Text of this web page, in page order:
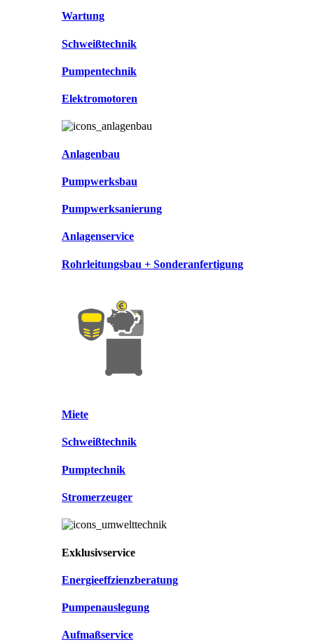
Wartung
Schweißtechnik
Pumpentechnik
Elektromotoren
Anlagenbau
Pumpwerksbau
Pumpwerksanierung
Anlagenservice
Rohrleitungsbau + Sonderanfertigung
Miete
Schweißtechnik
Pumptechnik
Stromerzeuger
Exklusivservice
Energieeffzienzberatung
Pumpenauslegung
Aufmaßservice